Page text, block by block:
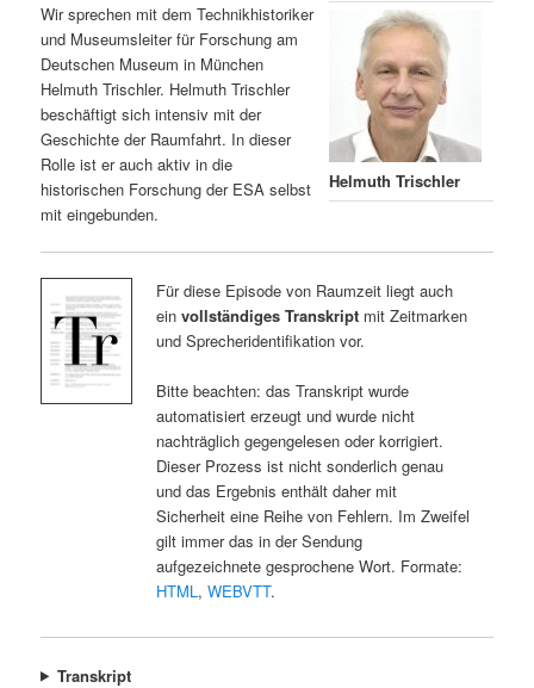
Helmuth Trischler
Wir sprechen mit dem Technikhistoriker
und Museumsleiter für Forschung am
Deutschen Museum in München
Helmuth Trischler. Helmuth Trischler
beschäftigt sich intensiv mit der
Geschichte der Raumfahrt. In dieser
Rolle ist er auch aktiv in die
historischen Forschung der ESA selbst
mit eingebunden.
Für diese Episode von Raumzeit liegt auch
ein vollständiges Transkriptmit Zeitmarken
und Sprecheridentifikation vor.
Bitte beachten: das Transkript wurde
automatisiert erzeugt und wurde nicht
nachträglich gegengelesen oder korrigiert.
Dieser Prozess ist nicht sonderlich genau
und das Ergebnis enthält daher mit
Sicherheit eine Reihe von Fehlern. Im Zweifel
gilt immer das in der Sendung
aufgezeichnete gesprochene Wort. Formate:
HTML, WEBVTT.
Transkript